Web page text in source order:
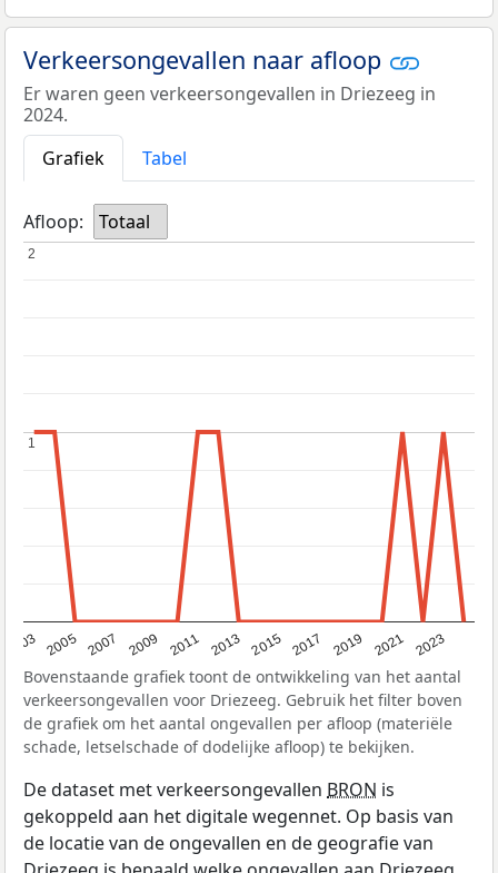
Verkeersongevallen naar afloop
Er waren geen verkeersongevallen in Driezeeg in
2024.
Grafiek
Tabel
Afloop: Totaal
2003 2005 2007 2009 2011 2013 2015 2017 2019 2021 2023
1
1
2
2
Bovenstaande grafiek toont de ontwikkeling van het aantal
verkeersongevallen voor Driezeeg. Gebruik het filter boven
de grafiek om het aantal ongevallen per afloop (materiële
schade, letselschade of dodelijke afloop) te bekijken.
De dataset met verkeersongevallen BRON is
gekoppeld aan het digitale wegennet. Op basis van
de locatie van de ongevallen en de geografie van